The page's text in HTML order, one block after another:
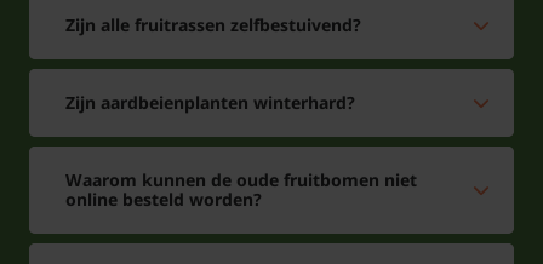
Zijn alle fruitrassen zelfbestuivend?
Zijn aardbeienplanten winterhard?
Waarom kunnen de oude fruitbomen niet
online besteld worden?